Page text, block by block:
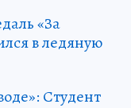
«За
в ледяную
Студент